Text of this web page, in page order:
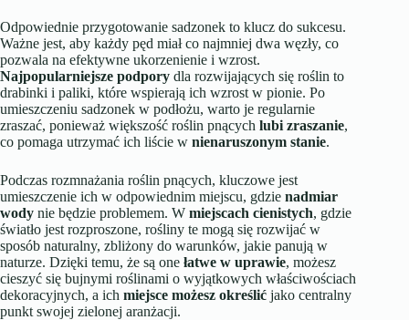
Odpowiednie przygotowanie sadzonek to klucz do sukcesu.
Ważne jest, aby każdy pęd miał co najmniej dwa węzły, co
pozwala na efektywne ukorzenienie i wzrost.
Najpopularniejsze podpory dla rozwijających się roślin to
drabinki i paliki, które wspierają ich wzrost w pionie. Po
umieszczeniu sadzonek w podłożu, warto je regularnie
zraszać, ponieważ większość roślin pnących lubi zraszanie,
co pomaga utrzymać ich liście w nienaruszonym stanie.
Podczas rozmnażania roślin pnących, kluczowe jest
umieszczenie ich w odpowiednim miejscu, gdzie nadmiar
wody nie będzie problemem. W miejscach cienistych, gdzie
światło jest rozproszone, rośliny te mogą się rozwijać w
sposób naturalny, zbliżony do warunków, jakie panują w
naturze. Dzięki temu, że są one łatwe w uprawie, możesz
cieszyć się bujnymi roślinami o wyjątkowych właściwościach
dekoracyjnych, a ich miejsce możesz określić jako centralny
punkt swojej zielonej aranżacji.